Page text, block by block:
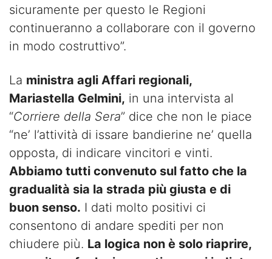
sicuramente per questo le Regioni
continueranno a collaborare con il governo
in modo costruttivo”.
La ministra agli Affari regionali,
Mariastella Gelmini, in una intervista al
“Corriere della Sera” dice che non le piace
“ne’ l’attività di issare bandierine ne’ quella
opposta, di indicare vincitori e vinti.
Abbiamo tutti convenuto sul fatto che la
gradualità sia la strada più giusta e di
buon senso. I dati molto positivi ci
consentono di andare spediti per non
chiudere più. La logica non è solo riaprire,